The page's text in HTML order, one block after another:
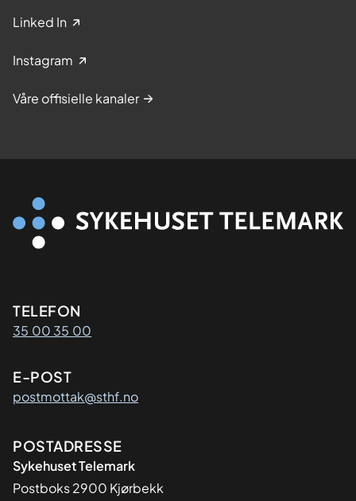
Linked In
Instagram
Våre offisielle kanaler
Kontaktinformasjon
TELEFON
35 00 35 00
E-POST
postmottak@sthf.no
Adresse
POSTADRESSE
Sykehuset Telemark
Postboks 2900 Kjørbekk